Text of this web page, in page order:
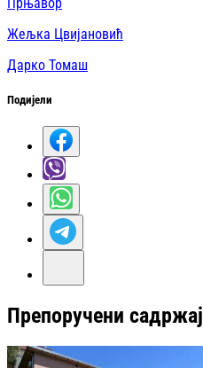
Жељка Цвијановић
Дарко Томаш
Подијели
Препоручени садржај